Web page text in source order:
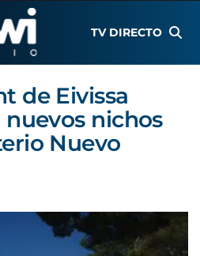
TV DIRECTO
de Eivissa
nichos
Nuevo